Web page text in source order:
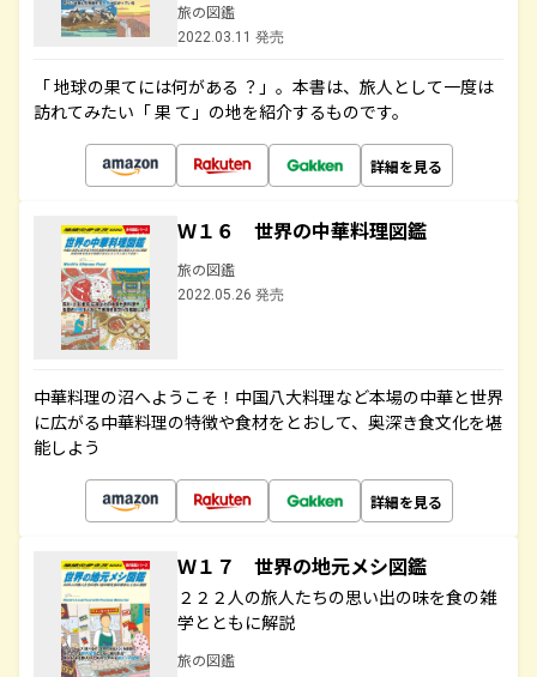
旅の図鑑
2022.03.11 発売
「 地球の果てには何がある ？」。本書は、旅人として一度は
訪れてみたい「 果 て」の地を紹介するものです。
詳細を見る
Ｗ１６ 世界の中華料理図鑑
旅の図鑑
2022.05.26 発売
中華料理の沼へようこそ！中国八大料理など本場の中華と世界
に広がる中華料理の特徴や食材をとおして、奥深き食文化を堪
能しよう
詳細を見る
Ｗ１７ 世界の地元メシ図鑑
２２２人の旅人たちの思い出の味を食の雑
学とともに解説
旅の図鑑